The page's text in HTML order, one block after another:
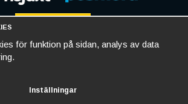
för funktion på sidan, analys av data
Inställningar